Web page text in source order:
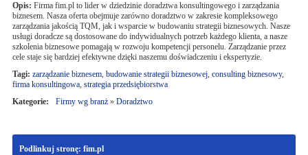
Opis: Firma fim.pl to lider w dziedzinie doradztwa konsultingowego i zarządzania
biznesem. Nasza oferta obejmuje zarówno doradztwo w zakresie kompleksowego
zarządzania jakością TQM, jak i wsparcie w budowaniu strategii biznesowych. Nasze
usługi doradcze są dostosowane do indywidualnych potrzeb każdego klienta, a nasze
szkolenia biznesowe pomagają w rozwoju kompetencji personelu. Zarządzanie przez
cele staje się bardziej efektywne dzięki naszemu doświadczeniu i ekspertyzie.
Tagi: zarządzanie biznesem, budowanie strategii biznesowej, consulting biznesowy,
firma konsultingowa, strategia przedsiębiorstwa
Kategorie:
Firmy wg branż» Doradztwo
Podlinkuj stronę: fim.pl